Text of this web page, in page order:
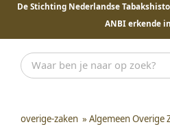
De Stichting Nederlandse
ANBI erkende
overige-zaken » Algemeen Overige